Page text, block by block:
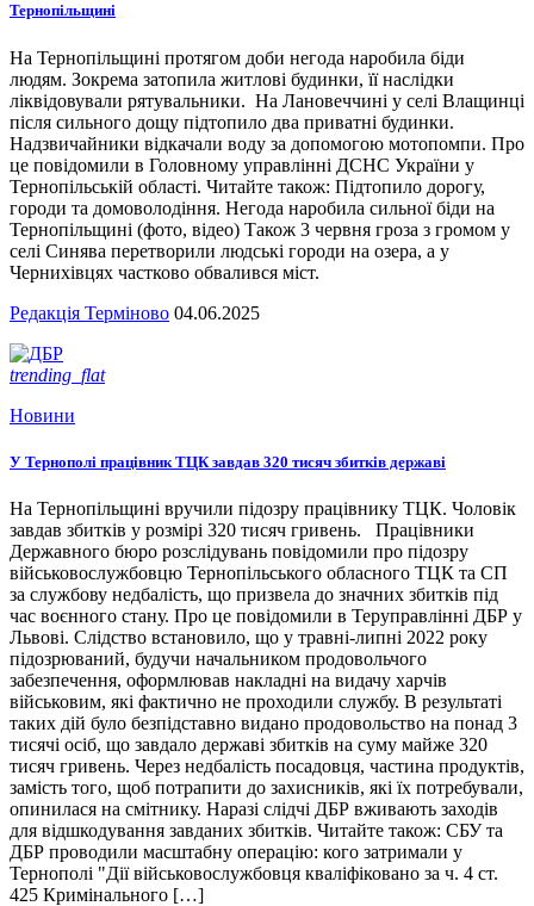
Тернопільщині
На Тернопільщині протягом доби негода наробила біди
людям. Зокрема затопила житлові будинки, її наслідки
ліквідовували рятувальники. На Лановеччині у селі Влащинці
після сильного дощу підтопило два приватні будинки.
Надзвичайники відкачали воду за допомогою мотопомпи. Про
це повідомили в Головному управлінні ДСНС України у
Тернопільській області. Читайте також: Підтопило дорогу,
городи та домоволодіння. Негода наробила сильної біди на
Тернопільщині (фото, відео) Також 3 червня гроза з громом у
селі Синява перетворили людські городи на озера, а у
Чернихівцях частково обвалився міст.
Редакція Терміново 04.06.2025
trending_flat
Новини
У Тернополі працівник ТЦК завдав 320 тисяч збитків державі
На Тернопільщині вручили підозру працівнику ТЦК. Чоловік
завдав збитків у розмірі 320 тисяч гривень. Працівники
Державного бюро розслідувань повідомили про підозру
військовослужбовцю Тернопільського обласного ТЦК та СП
за службову недбалість, що призвела до значних збитків під
час воєнного стану. Про це повідомили в Теруправлінні ДБР у
Львові. Слідство встановило, що у травні-липні 2022 року
підозрюваний, будучи начальником продовольчого
забезпечення, оформлював накладні на видачу харчів
військовим, які фактично не проходили службу. В результаті
таких дій було безпідставно видано продовольство на понад 3
тисячі осіб, що завдало державі збитків на суму майже 320
тисяч гривень. Через недбалість посадовця, частина продуктів,
замість того, щоб потрапити до захисників, які їх потребували,
опинилася на смітнику. Наразі слідчі ДБР вживають заходів
для відшкодування завданих збитків. Читайте також: СБУ та
ДБР проводили масштабну операцію: кого затримали у
Тернополі "Дії військовослужбовця кваліфіковано за ч. 4 ст.
425 Кримінального […]